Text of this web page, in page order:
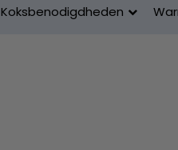
Koksbenodigdheden